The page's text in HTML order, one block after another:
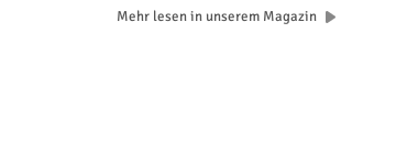
Mehr lesen in unserem Magazin